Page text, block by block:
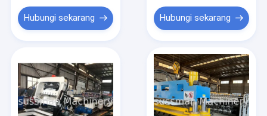
Rumah
Hubungi sekarang Hubungi sekarang